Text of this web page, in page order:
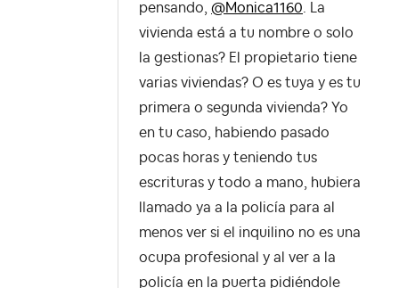
pensando, @Monica1160 . La
vivienda está a tu nombre o solo
la gestionas? El propietario tiene
varias viviendas? O es tuya y es tu
primera o segunda vivienda? Yo
en tu caso, habiendo pasado
pocas horas y teniendo tus
escrituras y todo a mano, hubiera
llamado ya a la policía para al
menos ver si el inquilino no es una
ocupa profesional y al ver a la
policía en la puerta pidiéndole